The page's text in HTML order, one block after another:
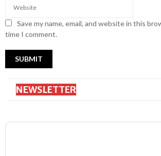
Save my name, email, and website in this
time I comment.
NEWSLETTER